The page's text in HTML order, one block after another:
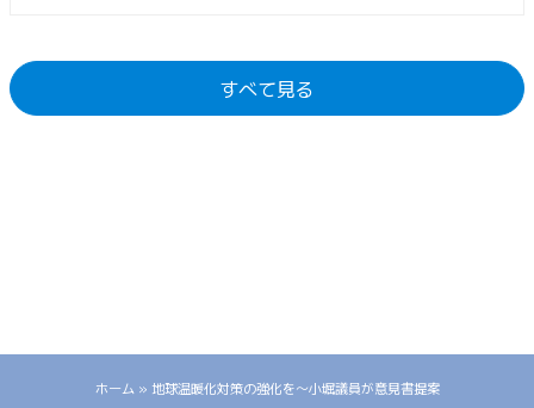
すべて見る
ホーム» 地球温暖化対策の強化を～小堀議員が意見書提案